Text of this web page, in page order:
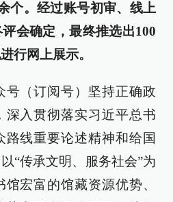
个。经过账号初审、线上
会确定，最终推选出100
行网上展示。
号（订阅号）坚持正确政
深入贯彻落实习近平总书
路线重要论述精神和给国
“传承文明、服务社会”为
宏富的馆藏资源优势、